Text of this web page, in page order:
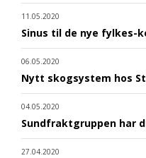
11.05.2020
Sinus til de nye fylkes-
06.05.2020
Nytt skogsystem hos
04.05.2020
Sundfraktgruppen har
27.04.2020